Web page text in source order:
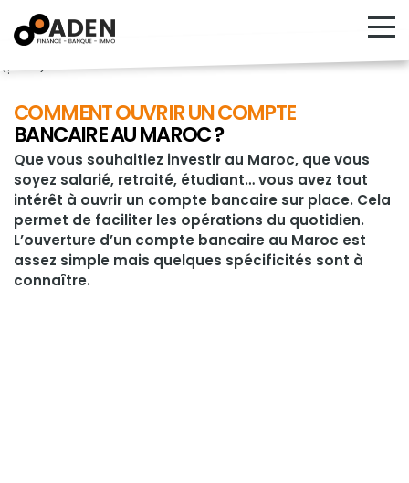
<!---->
COMMENT OUVRIR UN COMPTE
BANCAIRE AU MAROC ?
Que vous souhaitiez investir au Maroc, que vous
soyez salarié, retraité, étudiant… vous avez tout
intérêt à ouvrir un compte bancaire sur place. Cela
permet de faciliter les opérations du quotidien.
L’ouverture d’un compte bancaire au Maroc est
assez simple mais quelques spécificités sont à
connaître.